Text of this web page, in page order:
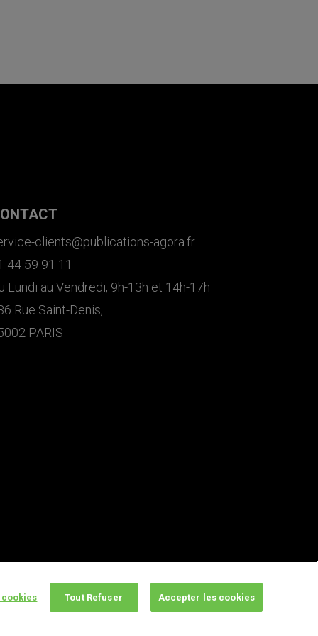
clients@publications-agora.fr
44 59 91 11
Lundi au Vendredi, 9h-13h et 14h-17h
Rue Saint-Denis,
PARIS
twitterfacebook
youtube
Tout Refuser Accepter les cookies